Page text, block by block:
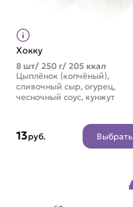
Хокку
8 шт/ 250 г/ 205 ккал
Цыплёнок (копчёный),
сливочный сыр, огурец,
чесночный соус, кунжут
13руб. Выбрать